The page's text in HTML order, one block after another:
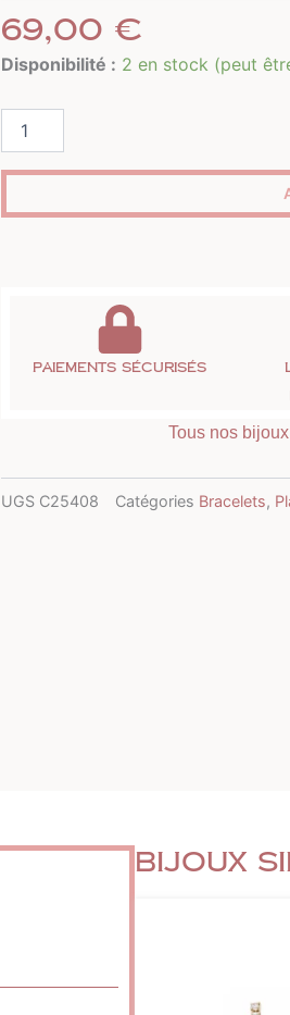
69,00€
Disponibilité : 2 en stock (peut
quantité
plaqué
barrette
couvert
Paiements sécurisés
Tous nos
UGS C25408 Catégories Bracelets,
Bijoux